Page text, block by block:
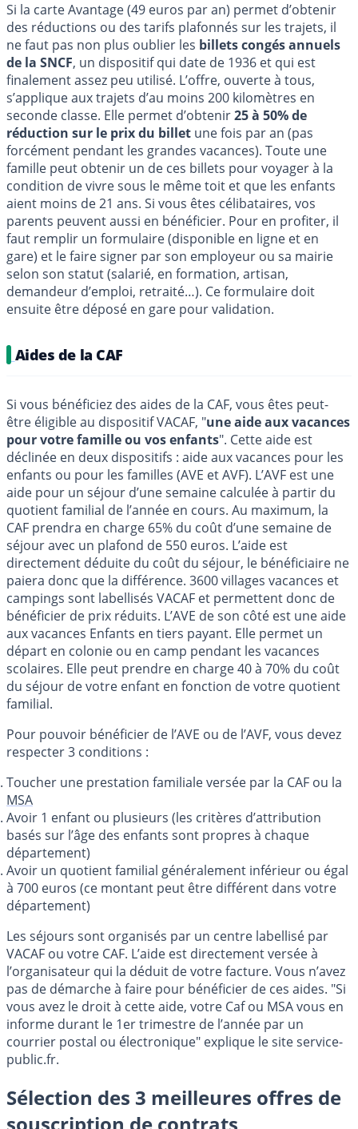
Si la carte Avantage (49 euros par an) permet d’obtenir
des réductions ou des tarifs plafonnés sur les trajets, il
ne faut pas non plus oublier les billets congés annuels
de la SNCF, un dispositif qui date de 1936 et qui est
finalement assez peu utilisé. L’offre, ouverte à tous,
s’applique aux trajets d’au moins 200 kilomètres en
seconde classe. Elle permet d’obtenir25 à 50% de
réduction sur le prix du billet une fois par an (pas
forcément pendant les grandes vacances). Toute une
famille peut obtenir un de ces billets pour voyager à la
condition de vivre sous le même toit et que les enfants
aient moins de 21 ans. Si vous êtes célibataires, vos
parents peuvent aussi en bénéficier. Pour en profiter, il
faut remplir un formulaire (disponible en ligne et en
gare) et le faire signer par son employeur ou sa mairie
selon son statut (salarié, en formation, artisan,
demandeur d’emploi, retraité…). Ce formulaire doit
ensuite être déposé en gare pour validation.
Aides de la CAF
Si vous bénéficiez des aides de la CAF, vous êtes peut-
être éligible au dispositif VACAF, "une aide aux vacances
pour votre famille ou vos enfants". Cette aide est
déclinée en deux dispositifs : aide aux vacances pour les
enfants ou pour les familles (AVE et AVF). L’AVF est une
aide pour un séjour d’une semaine calculée à partir du
quotient familial de l’année en cours. Au maximum, la
CAF prendra en charge 65% du coût d’une semaine de
séjour avec un plafond de 550 euros. L’aide est
directement déduite du coût du séjour, le bénéficiaire ne
paiera donc que la différence. 3600 villages vacances et
campings sont labellisés VACAF et permettent donc de
bénéficier de prix réduits. L’AVE de son côté est une aide
aux vacances Enfants en tiers payant. Elle permet un
départ en colonie ou en camp pendant les vacances
scolaires. Elle peut prendre en charge 40 à 70% du coût
du séjour de votre enfant en fonction de votre quotient
familial.
Pour pouvoir bénéficier de l’AVE ou de l’AVF, vous devez
respecter 3 conditions :
Toucher une prestation familiale versée par la CAF ou la
MSA
Avoir 1 enfant ou plusieurs (les critères d’attribution
basés sur l’âge des enfants sont propres à chaque
département)
Avoir un quotient familial généralement inférieur ou égal
à 700 euros (ce montant peut être différent dans votre
département)
Les séjours sont organisés par un centre labellisé par
VACAF ou votre CAF. L’aide est directement versée à
l’organisateur qui la déduit de votre facture. Vous n’avez
pas de démarche à faire pour bénéficier de ces aides. "Si
vous avez le droit à cette aide, votre Caf ou MSA vous en
informe durant le 1er trimestre de l’année par un
courrier postal ou électronique" explique le site service-
public.fr.
Sélection des 3 meilleures offres de